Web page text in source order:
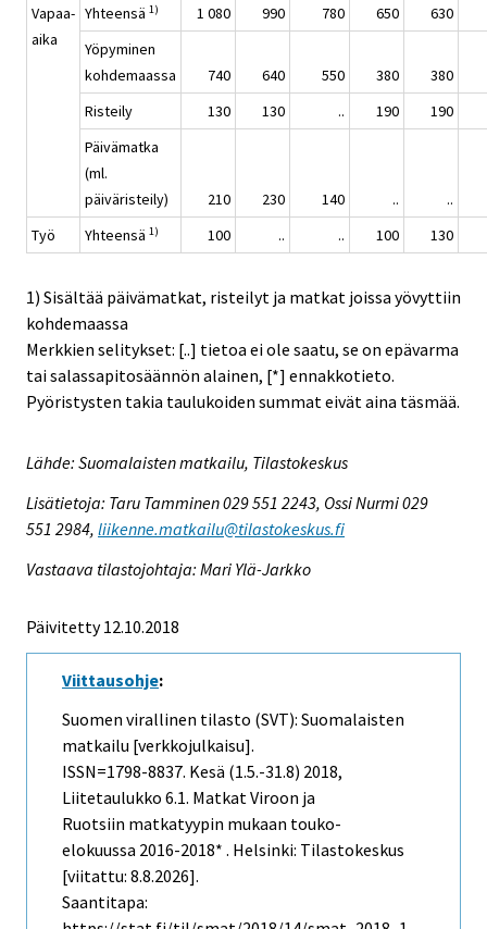
Vapaa-
aika
Yhteensä 1) 1 080 990 780 650
630
Yöpyminen
kohdemaassa
740 640 550 380
380
Risteily
130 130 .. 190
190
Päivämatka
(ml.
päiväristeily)
210 230 140 ..
..
Työ
Yhteensä 1) 100 .. .. 100 130
1) Sisältää päivämatkat, risteilyt ja matkat joissa yövyttiin
kohdemaassa
Merkkien selitykset: [..] tietoa ei ole saatu, se on epävarma
tai salassapitosäännön alainen, [*] ennakkotieto.
Pyöristysten takia taulukoiden summat eivät aina täsmää.
Lähde: Suomalaisten matkailu, Tilastokeskus
Lisätietoja: Taru Tamminen 029 551 2243, Ossi Nurmi 029
551 2984, liikenne.matkailu@tilastokeskus.fi
Vastaava tilastojohtaja: Mari Ylä-Jarkko
Päivitetty 12.10.2018
Viittausohje:
Suomen virallinen tilasto (SVT): Suomalaisten
matkailu [verkkojulkaisu].
ISSN=1798-8837. Kesä (1.5.-31.8) 2018,
Liitetaulukko 6.1. Matkat Viroon ja
Ruotsiin matkatyypin mukaan touko-
elokuussa 2016-2018* . Helsinki: Tilastokeskus
[viitattu: 8.8.2026].
Saantitapa: